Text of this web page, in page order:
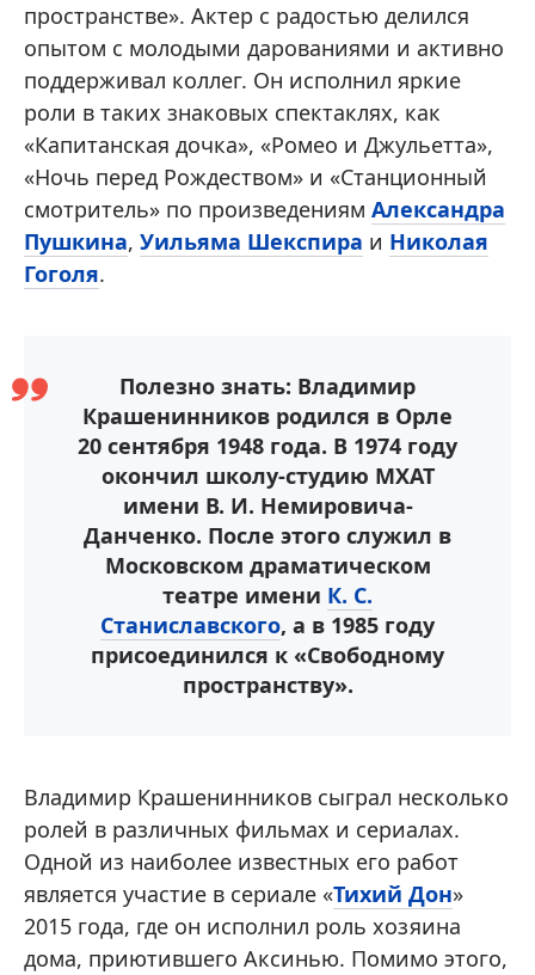
пространстве». Актер с радостью делился
опытом с молодыми дарованиями и активно
поддерживал коллег. Он исполнил яркие
роли в таких знаковых спектаклях, как
«Капитанская дочка», «Ромео и Джульетта»,
«Ночь перед Рождеством» и «Станционный
смотритель» по произведениям Александра
Пушкина, Уильяма Шекспира и Николая
Гоголя.
Полезно знать: Владимир
Крашенинников родился в Орле
20 сентября 1948 года. В 1974 году
окончил школу-студию МХАТ
имени В. И. Немировича-
Данченко. После этого служил в
Московском драматическом
театре имени К. С.
Станиславского, а в 1985 году
присоединился к «Свободному
пространству».
Владимир Крашенинников сыграл несколько
ролей в различных фильмах и сериалах.
Одной из наиболее известных его работ
является участие в сериале «Тихий Дон»
2015 года, где он исполнил роль хозяина
дома, приютившего Аксинью. Помимо этого,